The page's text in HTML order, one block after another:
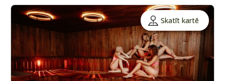
Skatīt kartē